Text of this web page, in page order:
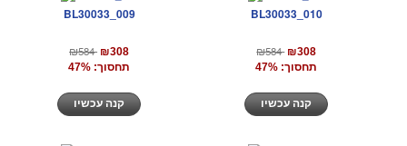
BL30033_009
₪584 ₪308
תחסוך: 47%
BL30033_010
₪584 ₪308
תחסוך: 47%